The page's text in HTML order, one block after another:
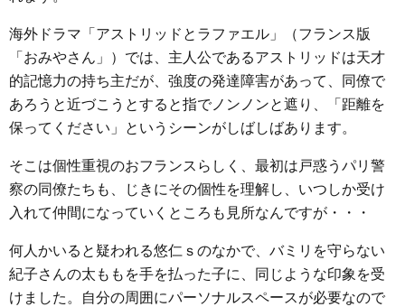
海外ドラマ「アストリッドとラファエル」（フランス版
「おみやさん」）では、主人公であるアストリッドは天才
的記憶力の持ち主だが、強度の発達障害があって、同僚で
あろうと近づこうとすると指でノンノンと遮り、「距離を
保ってください」というシーンがしばしばあります。
そこは個性重視のおフランスらしく、最初は戸惑うパリ警
察の同僚たちも、じきにその個性を理解し、いつしか受け
入れて仲間になっていくところも見所なんですが・・・
何人かいると疑われる悠仁ｓのなかで、バミリを守らない
紀子さんの太ももを手を払った子に、同じような印象を受
けました。自分の周囲にパーソナルスペースが必要なので